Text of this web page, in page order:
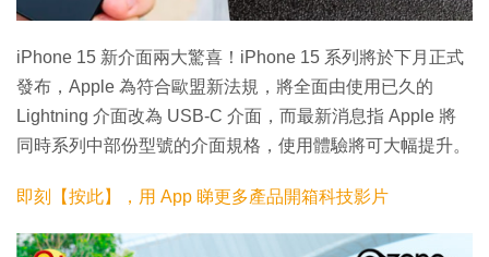
iPhone 15 新介面兩大驚喜！iPhone 15 系列將於下月正式
發布，Apple 為符合歐盟新法規，將全面由使用已久的
Lightning 介面改為 USB-C 介面，而最新消息指 Apple 將
同時系列中部份型號的介面規格，使用體驗將可大幅提升。
即刻【按此】，用 App 睇更多產品開箱科技影片